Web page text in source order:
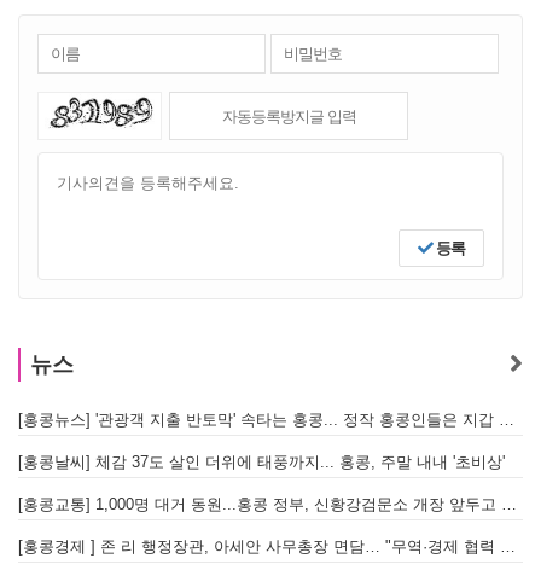
등록
뉴스
[홍콩뉴스] '관광객 지출 반토막' 속타는 홍콩... 정작 홍콩인들은 지갑 들고 해외로?
[홍콩날씨] 체감 37도 살인 더위에 태풍까지... 홍콩, 주말 내내 '초비상'
[홍콩교통] 1,000명 대거 동원...홍콩 정부, 신황강검문소 개장 앞두고 실전 훈련 돌입
[홍콩경제 ] 존 리 행정장관, 아세안 사무총장 면담… "무역·경제 협력 한층 강화한다"